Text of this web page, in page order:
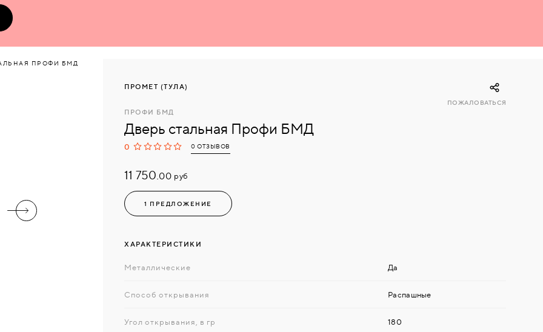
ПРОФИ БМД
ПРОМЕТ (ТУЛА)
ПРОФИ БМД
Дверь стальная Профи БМД
0 0 ОТЗЫВОВ
11 750.00руб
1 ПРЕДЛОЖЕНИЕ
ПОЖАЛОВАТЬСЯ
ХАРАКТЕРИСТИКИ
Металлические Да
Способ открывания Распашные
Угол открывания, в гр 180